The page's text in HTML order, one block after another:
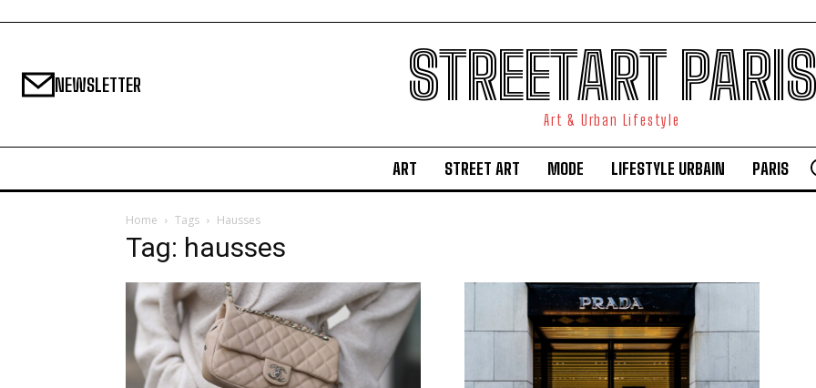
NEWSLETTER STREETART PARIS
Art & Urban Lifestyle
ART STREET ART MODE LIFESTYLE URBAIN PARIS
Home Tags Hausses
Tag: hausses